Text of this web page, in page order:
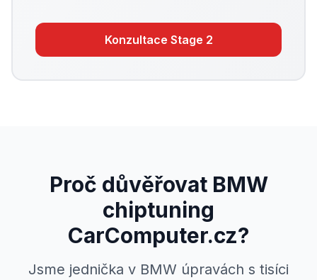
Konzultace Stage 2
Proč důvěřovat BMW
chiptuning
CarComputer.cz?
Jsme jednička v BMW úpravách s tisíci